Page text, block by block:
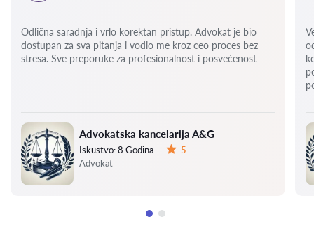
Advokatska kancelarija A&G
Iskustvo:8 Godina
5
Advokat
Odlična saradnja i vrlo korektan pristup. Advokat je bio
dostupan za sva pitanja i vodio me kroz ceo proces bez
stresa. Sve preporuke za profesionalnost i posvećenost